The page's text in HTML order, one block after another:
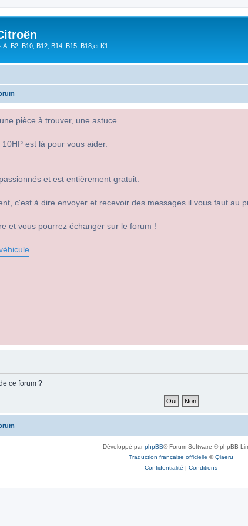
B2, B10, B12, B14, B15, B18,et K1
pièce à trouver, une astuce ....
est là pour vous aider.
et est entièrement gratuit.
c'est à dire envoyer et recevoir des messages il vous faut au
et vous pourrez échanger sur le forum !
ce forum ?
Développé parphpBB® Forum Software © phpBB
Traduction française officielle ©Qiaeru
Confidentialité | Conditions